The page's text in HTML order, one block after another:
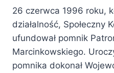
26 czerwca 1996 roku,
działalność, Społeczny
ufundował pomnik
Marcinkowskiego.
pomnika dokonał